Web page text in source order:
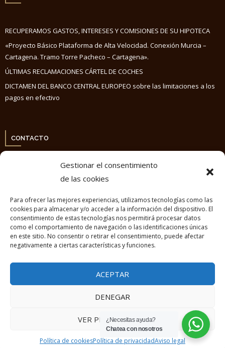
Gestionar el consentimiento
de las cookies
Para ofrecer las mejores experiencias, utilizamos tecnologías como las
cookies para almacenar y/o acceder a la información del dispositivo. El
consentimiento de estas tecnologías nos permitirá procesar datos
como el comportamiento de navegación o las identificaciones únicas
en este sitio. No consentir o retirar el consentimiento, puede afectar
negativamente a ciertas características y funciones.
ACEPTAR
DENEGAR
VER PREFERENCIAS
Política de cookiesPolítica de privacidadAviso legal
RECUPERAMOS GASTOS, INTERESES Y COMISIONES DE SU HIPOTECA
«Proyecto Básico Plataforma de Alta Velocidad. Conexión Murcia –
Cartagena. Tramo Torre Pacheco – Cartagena».
ÚLTIMAS RECLAMACIONES CÁRTEL DE COCHES
DICTAMEN DEL BANCO CENTRAL EUROPEO sobre las limitaciones a los
pagos en efectivo
CONTACTO
Calle Mayor ,113 Alcantarilla, Murcia
E-mail: info@meoroabogados.com
L-V: 9:00 a 18:00
Desarrollado porThink Up Themes Ltd
. Creado con
WordPress
¿Necesitas ayuda?
Chatea con nosotros